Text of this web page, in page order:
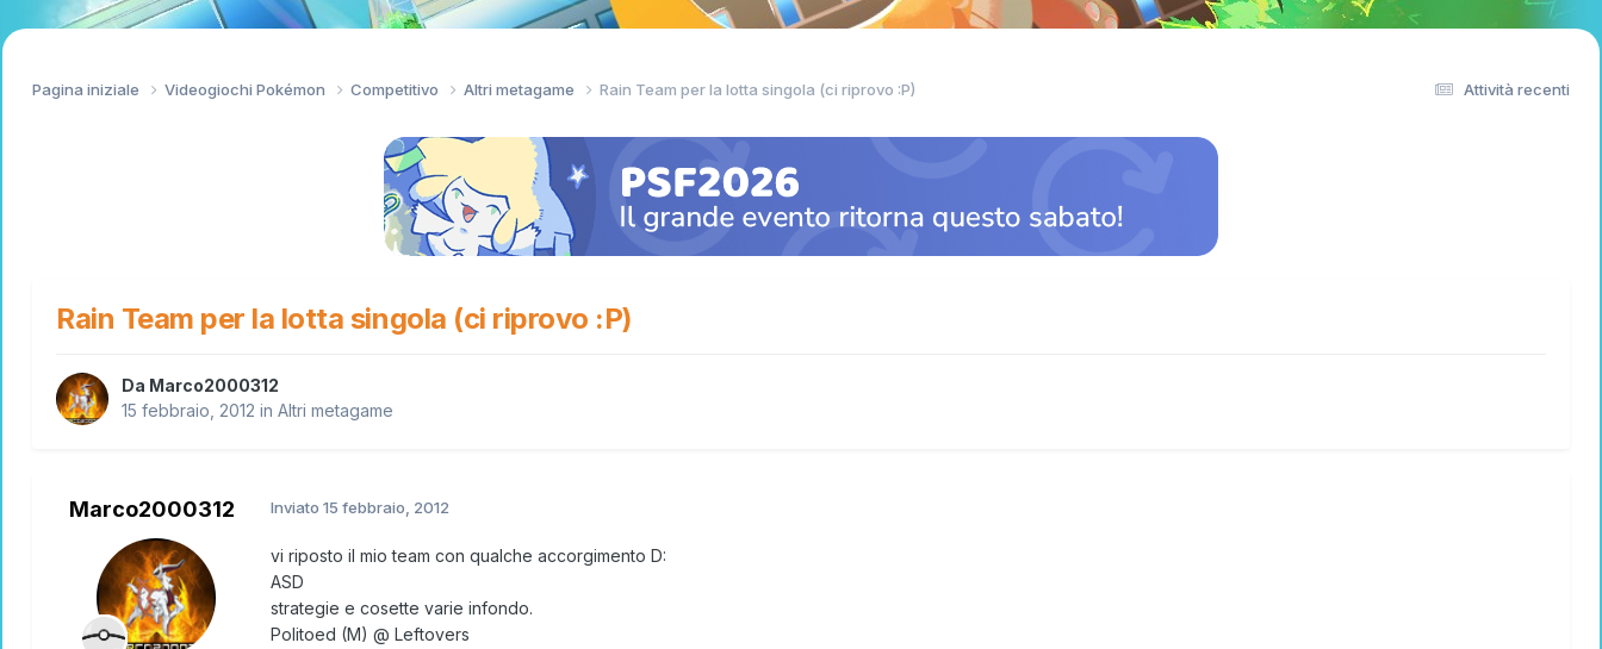
Attività recenti
Pagina iniziale Videogiochi Pokémon Competitivo Altri metagame Rain Team per la lotta singola (ci riprovo :P)
Rain Team per la lotta singola (ci riprovo :P)
Da Marco2000312
15 febbraio, 2012 in Altri metagame
Marco2000312 Inviato 15 febbraio, 2012
vi riposto il mio team con qualche accorgimento D:
ASD
strategie e cosette varie infondo.
Politoed (M) @ Leftovers